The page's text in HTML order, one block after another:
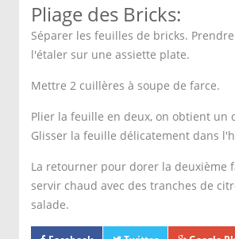
Pliage des Bricks:
Séparer les feuilles de bricks.
l'étaler sur une assiette plate.
Mettre 2 cuillères à soupe de farce.
Plier la feuille en deux, on obtient un
Glisser la feuille délicatement dans
La retourner pour dorer la deuxième
servir chaud avec des tranches de
salade.